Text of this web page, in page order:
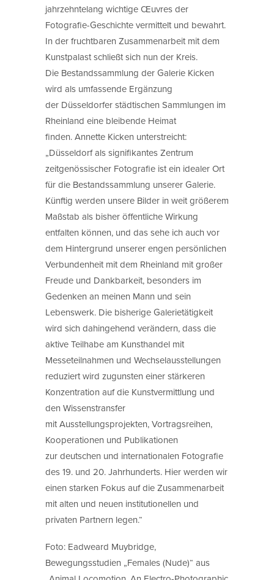
jahrzehntelang wichtige Œuvres der
Fotografie-Geschichte vermittelt und bewahrt.
In der fruchtbaren Zusammenarbeit mit dem
Kunstpalast schließt sich nun der Kreis.
Die Bestandssammlung der Galerie Kicken
wird als umfassende Ergänzung
der Düsseldorfer städtischen Sammlungen im
Rheinland eine bleibende Heimat
finden. Annette Kicken unterstreicht:
„Düsseldorf als signifikantes Zentrum
zeitgenössischer Fotografie ist ein idealer Ort
für die Bestandssammlung unserer Galerie.
Künftig werden unsere Bilder in weit größerem
Maßstab als bisher öffentliche Wirkung
entfalten können, und das sehe ich auch vor
dem Hintergrund unserer engen persönlichen
Verbundenheit mit dem Rheinland mit großer
Freude und Dankbarkeit, besonders im
Gedenken an meinen Mann und sein
Lebenswerk. Die bisherige Galerietätigkeit
wird sich dahingehend verändern, dass die
aktive Teilhabe am Kunsthandel mit
Messeteilnahmen und Wechselausstellungen
reduziert wird zugunsten einer stärkeren
Konzentration auf die Kunstvermittlung und
den Wissenstransfer
mit Ausstellungsprojekten, Vortragsreihen,
Kooperationen und Publikationen
zur deutschen und internationalen Fotografie
des 19. und 20. Jahrhunderts. Hier werden wir
einen starken Fokus auf die Zusammenarbeit
mit alten und neuen institutionellen und
privaten Partnern legen.“
Foto: Eadweard Muybridge,
Bewegungsstudien „Females (Nude)“ aus